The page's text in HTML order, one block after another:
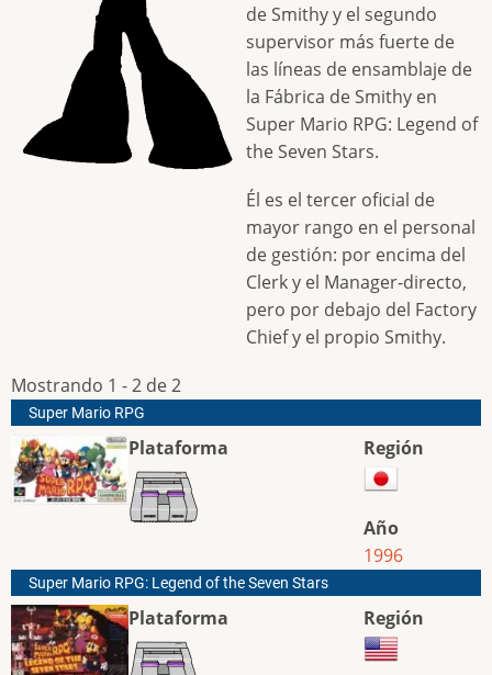
de Smithy y el segundo
supervisor más fuerte de
las líneas de ensamblaje de
la Fábrica de Smithy en
Super Mario RPG: Legend of
the Seven Stars.
Él es el tercer oficial de
mayor rango en el personal
de gestión: por encima del
Clerk y el Manager-directo,
pero por debajo del Factory
Chief y el propio Smithy.
Mostrando 1 - 2 de 2
Super Mario RPG
Plataforma Región
Año
1996
Super Mario RPG: Legend of the Seven Stars
Plataforma Región